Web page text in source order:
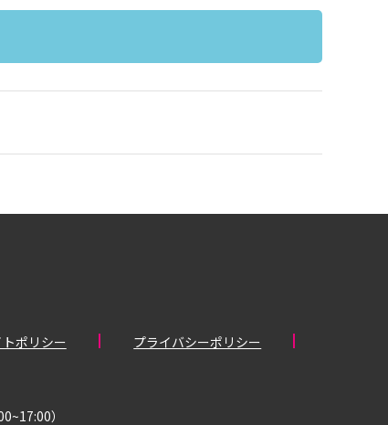
ポリシー プライバシーポリシー
）